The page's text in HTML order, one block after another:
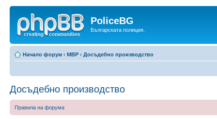
PoliceBG
Българската полиция.
Начало форум ‹ МВР ‹ Досъдебно производство
Досъдебно производство
Правила на форума